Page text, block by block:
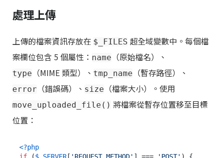
處理上傳
上傳的檔案資訊存放在 $_FILES 超全域變數中。每個檔
案欄位包含 5 個屬性： name （原始檔名）、
type （MIME 類型）、 tmp_name （暫存路徑）、
error （錯誤碼）、 size （檔案大小）。使用
move_uploaded_file() 將檔案從暫存位置移至目標
位置：
<?php